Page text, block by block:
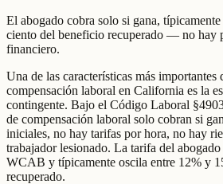
El abogado cobra solo si gana,
ciento del beneficio recuperado — no hay
financiero.
Una de las características más importantes
compensación laboral en California es la
contingente. Bajo el Código Laboral
de compensación laboral solo cobran si
iniciales, no hay tarifas por hora, no hay
trabajador lesionado. La tarifa del abogado
WCAB y típicamente oscila entre 12% y
recuperado.